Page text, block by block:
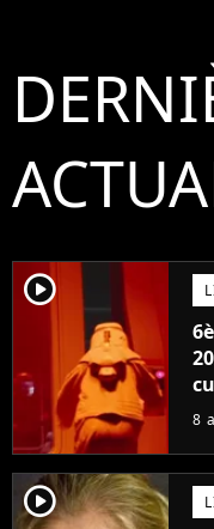
player2
8
player2